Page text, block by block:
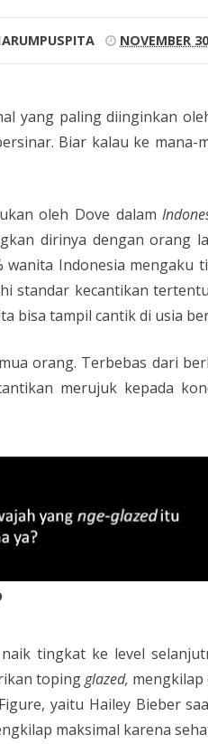
NOVEMBER
yang paling diinginkan
Biar kalau ke mana-
oleh Dove dalam
dirinya dengan orang
wanita Indonesia
standar kecantikan
bisa tampil cantik di usia
orang. Terbebas dari
merujuk kepada
tingkat ke level
topingglazed, mengkilap
yaitu Hailey Bieber
maksimal karena